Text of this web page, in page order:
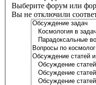
Выберите форум или
Вы не отключили